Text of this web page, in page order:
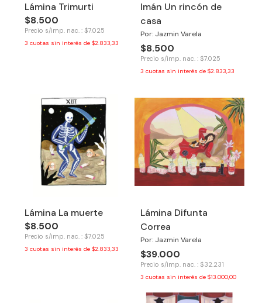
Lámina Trimurti
$8.500
Precio s/imp. nac. : $7.025
3 cuotas sin interés de $2.833,33
Imán Un rincón de
casa
Por: Jazmin Varela
$8.500
Precio s/imp. nac. : $7.025
3 cuotas sin interés de $2.833,33
Lámina La muerte
$8.500
Precio s/imp. nac. : $7.025
3 cuotas sin interés de $2.833,33
Lámina Difunta
Correa
Por: Jazmin Varela
$39.000
Precio s/imp. nac. : $32.231
3 cuotas sin interés de $13.000,00